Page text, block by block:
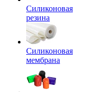
Силиконовая
резина
Силиконовая
мембрана